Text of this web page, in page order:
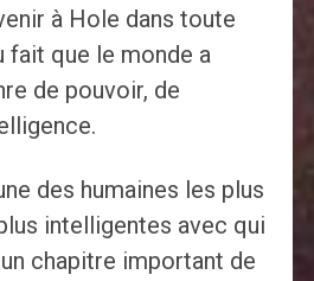
à Hole dans toute
fait que le monde a
de pouvoir, de
des humaines les plus
intelligentes avec qui
chapitre important de